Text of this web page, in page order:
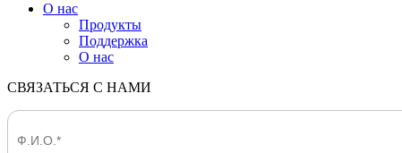
О нас
Продукты
Поддержка
О нас
СВЯЗАТЬСЯ С НАМИ